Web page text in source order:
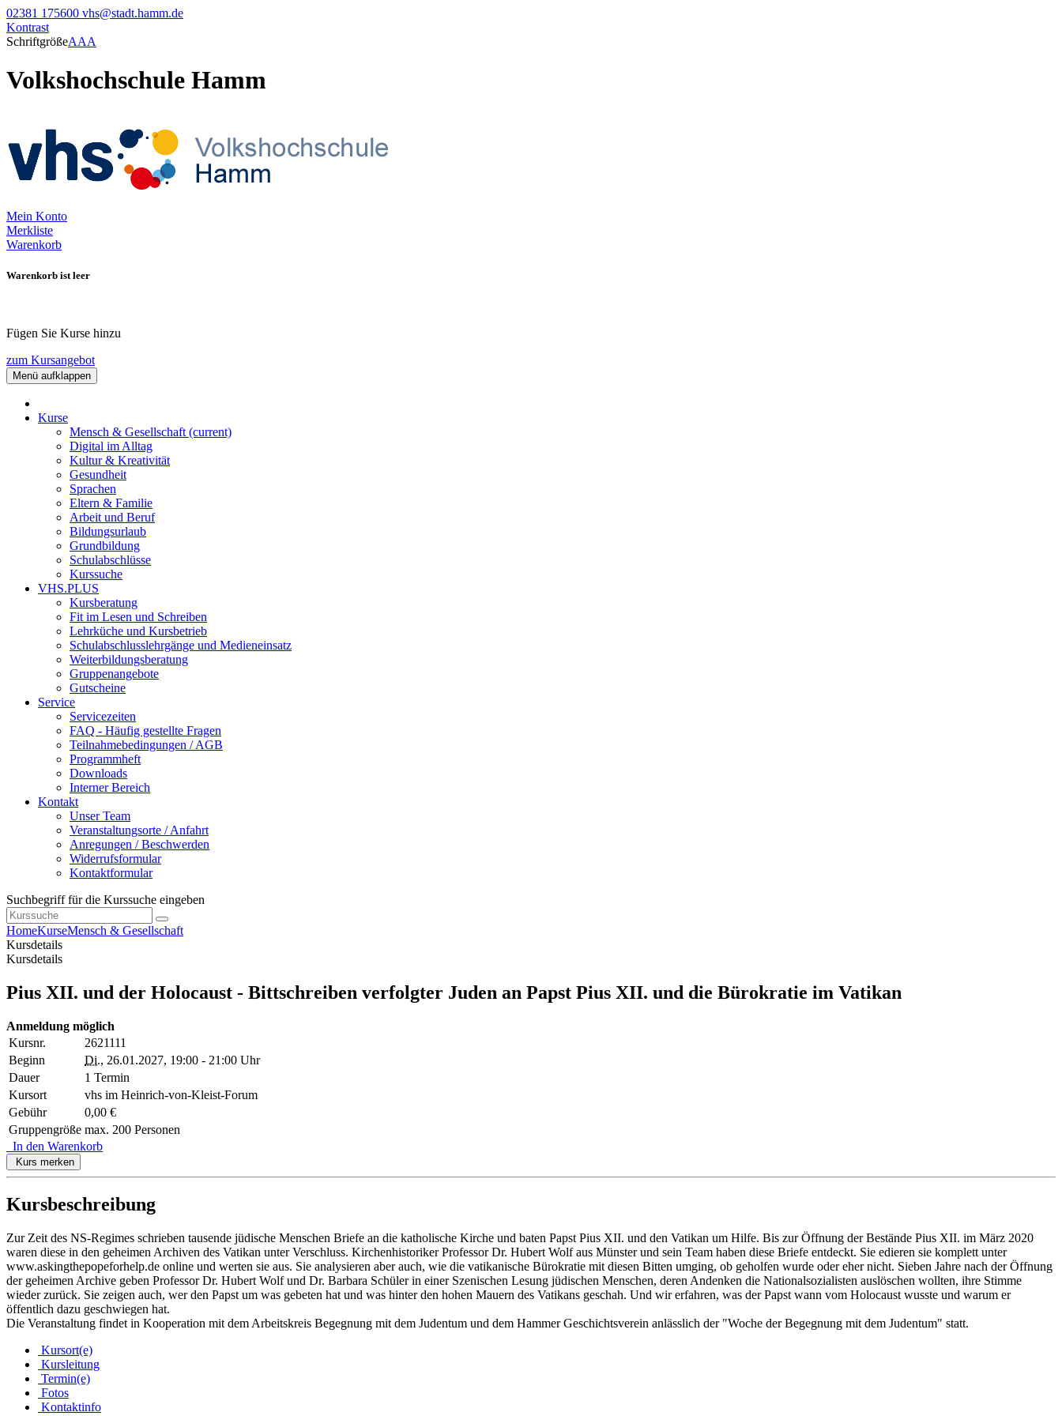
02381 175600 vhs@stadt.hamm.de
Kontrast
SchriftgrößeAAA
Volkshochschule Hamm
Mein Konto
Merkliste
Warenkorb
Warenkorb ist leer
Fügen Sie Kurse hinzu
zum Kursangebot
Menü aufklappen
Kurse
Mensch & Gesellschaft (current)
Digital im Alltag
Kultur & Kreativität
Gesundheit
Sprachen
Eltern & Familie
Arbeit und Beruf
Bildungsurlaub
Grundbildung
Schulabschlüsse
Kurssuche
VHS.PLUS
Kursberatung
Fit im Lesen und Schreiben
Lehrküche und Kursbetrieb
Schulabschlusslehrgänge und Medieneinsatz
Weiterbildungsberatung
Gruppenangebote
Gutscheine
Service
Servicezeiten
FAQ - Häufig gestellte Fragen
Teilnahmebedingungen / AGB
Programmheft
Downloads
Interner Bereich
Kontakt
Unser Team
Veranstaltungsorte / Anfahrt
Anregungen / Beschwerden
Widerrufsformular
Kontaktformular
Suchbegriff für die Kurssuche eingeben
HomeKurseMensch & Gesellschaft
Kursdetails
Kursdetails
Pius XII. und der Holocaust - Bittschreiben verfolgter Juden an Papst Pius XII. und die Bürokratie im Vatikan
Anmeldung möglich
Kursnr.
2621111
Beginn
Di., 26.01.2027, 19:00 - 21:00 Uhr
Dauer
1 Termin
Kursort
vhs im Heinrich-von-Kleist-Forum
Gebühr
0,00 €
Gruppengröße max. 200 Personen
In den Warenkorb
Kurs merken
Kursbeschreibung
Zur Zeit des NS-Regimes schrieben tausende jüdische Menschen Briefe an die katholische Kirche und baten Papst Pius XII. und den Vatikan um Hilfe. Bis zur Öffnung der Bestände Pius XII. im März 2020
waren diese in den geheimen Archiven des Vatikan unter Verschluss. Kirchenhistoriker Professor Dr. Hubert Wolf aus Münster und sein Team haben diese Briefe entdeckt. Sie edieren sie komplett unter
www.askingthepopeforhelp.de online und werten sie aus. Sie analysieren aber auch, wie die vatikanische Bürokratie mit diesen Bitten umging, ob geholfen wurde oder eher nicht. Sieben Jahre nach der Öffnung
der geheimen Archive geben Professor Dr. Hubert Wolf und Dr. Barbara Schüler in einer Szenischen Lesung jüdischen Menschen, deren Andenken die Nationalsozialisten auslöschen wollten, ihre Stimme
wieder zurück. Sie zeigen auch, wer den Papst um was gebeten hat und was hinter den hohen Mauern des Vatikans geschah. Und wir erfahren, was der Papst wann vom Holocaust wusste und warum er
öffentlich dazu geschwiegen hat.
Die Veranstaltung findet in Kooperation mit dem Arbeitskreis Begegnung mit dem Judentum und dem Hammer Geschichtsverein anlässlich der "Woche der Begegnung mit dem Judentum" statt.
Kursort(e)
Kursleitung
Termin(e)
Fotos
Kontaktinfo